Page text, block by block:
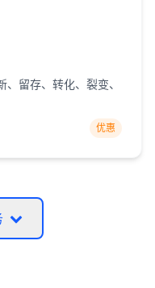
留存、转化、裂变、
优惠